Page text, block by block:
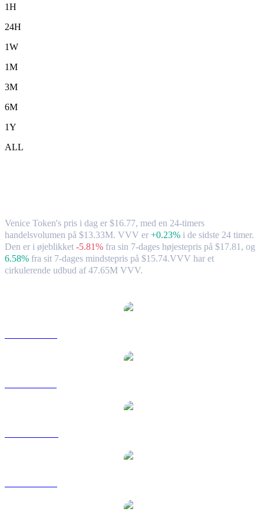
1H
24H
1W
1M
3M
6M
1Y
ALL
Venice Token's pris i dag er $16.77, med en 24-timers
handelsvolumen på $13.33M. VVV er +0.23% i de sidste 24 timer.
Den er i øjeblikket -5.81% fra sin 7-dages højestepris på $17.81, og
6.58% fra sit 7-dages mindstepris på $15.74.VVV har et
cirkulerende udbud af 47.65M VVV.